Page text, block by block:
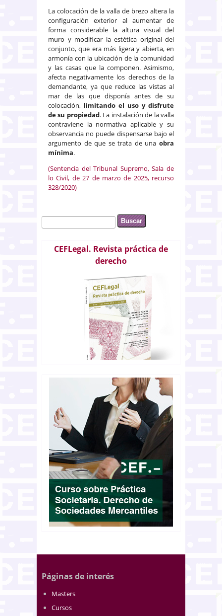
La colocación de la valla de brezo altera la
configuración exterior al aumentar de
forma considerable la altura visual del
muro y modificar la estética original del
conjunto, que era más ligera y abierta, en
armonía con la ubicación de la comunidad
y las casas que la componen. Asimismo,
afecta negativamente los derechos de la
demandante, ya que reduce las vistas al
mar de las que disponía antes de su
colocación, limitando el uso y disfrute
de su propiedad. La instalación de la valla
contraviene la normativa aplicable y su
observancia no puede dispensarse bajo el
argumento de que se trata de una obra
mínima.
(Sentencia del Tribunal Supremo, Sala de
lo Civil, de 27 de marzo de 2025, recurso
328/2020)
Formulario de búsqueda
Buscar
CEFLegal. Revista práctica de
derecho
Páginas de interés
Masters
Cursos